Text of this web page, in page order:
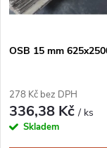
í
p
r
o
i
s
r
OSB 15 mm
278 Kč bez DPH
336,38 Kč/ ks
Skladem